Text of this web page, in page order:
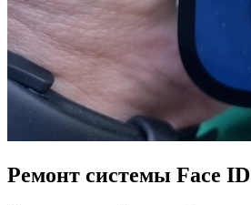
Ремонт системы Face ID